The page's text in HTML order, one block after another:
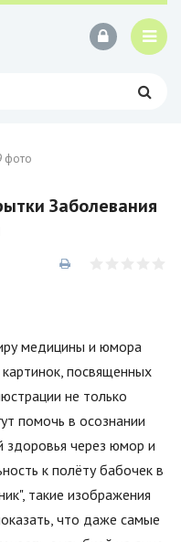
фото
Заболевания
медицины и юмора
посвященных
не только
помочь в осознании
здоровья через юмор и
к полёту бабочек в
такие изображения
что даже самые